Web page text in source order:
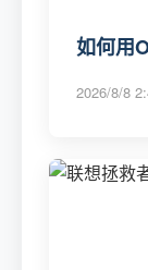
如何用
2026/8/8